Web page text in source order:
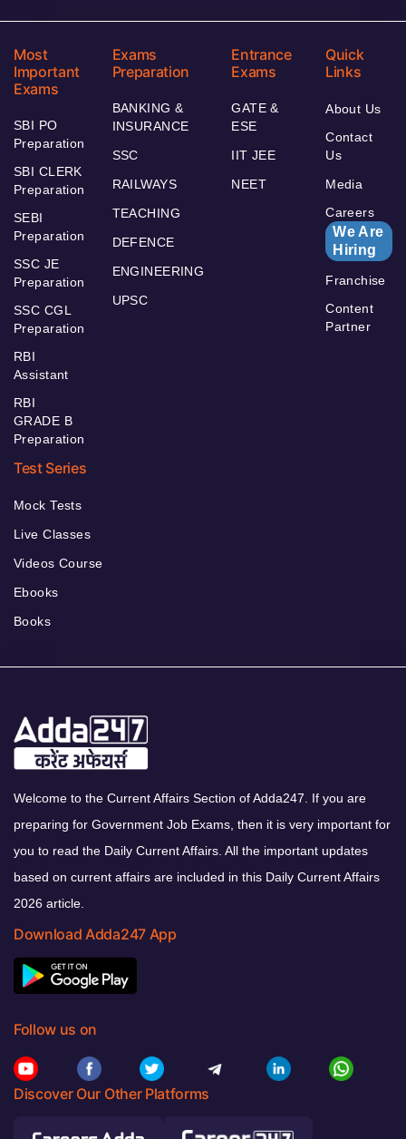
Most
Important
Exams
SBI PO
Preparation
SBI CLERK
Preparation
SEBI
Preparation
SSC JE
Preparation
SSC CGL
Preparation
RBI
Assistant
RBI
GRADE B
Preparation
Exams
Preparation
BANKING &
INSURANCE
SSC
RAILWAYS
TEACHING
DEFENCE
ENGINEERING
UPSC
Entrance
Exams
GATE &
ESE
IIT JEE
NEET
Quick
Links
About Us
Contact
Us
Media
Careers
We Are
Hiring
Franchise
Content
Partner
Test Series
Mock Tests
Live Classes
Videos Course
Ebooks
Books
Welcome to the Current Affairs Section of Adda247. If you are
preparing for Government Job Exams, then it is very important for
you to read the Daily Current Affairs. All the important updates
based on current affairs are included in this Daily Current Affairs
2026 article.
Download Adda247 App
Follow us on
Discover Our Other Platforms